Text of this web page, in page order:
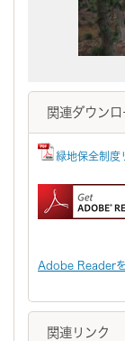
関連ダウン
緑地保全制度
Adobe Readerを
関連リンク